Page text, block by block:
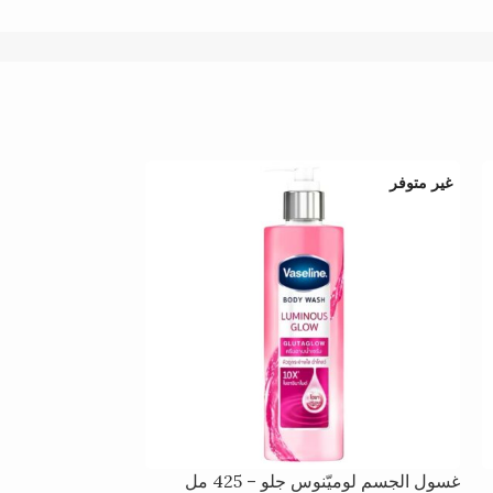
غير متوفر
غسول الجسم لوميّنوس جلو – 425 مل